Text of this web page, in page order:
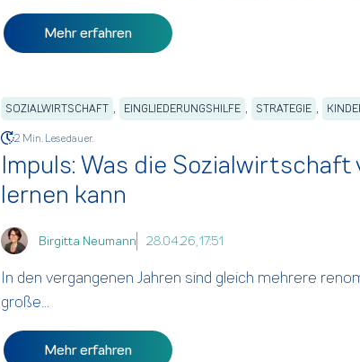
Mehr erfahren
SOZIALWIRTSCHAFT , EINGLIEDERUNGSHILFE , STRATEGIE ,
2 Min. Lesedauer.
Impuls: Was die
lernen kann
Birgitta Neumann 28.04.26, 17:51
In den vergangenen Jahren sind gleich mehrere
große...
Mehr erfahren